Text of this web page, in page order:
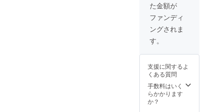
た金額が
ファンディ
ングされま
す。
支援に関するよ
くある質問
手数料はいく
らかかります
か？